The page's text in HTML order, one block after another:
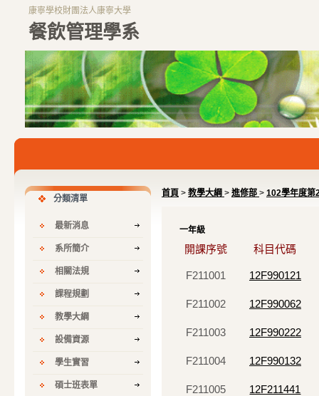
餐飲管理學系
康寧學校財團法人康寧大學
分類清單
最新消息
系所簡介
相關法規
課程規劃
教學大綱
設備資源
學生實習
碩士班表單
首頁 > 教學大綱 > 進修部 > 102學年度第
一年級
開課序號 科目代碼
F211001 12F990121
F211002 12F990062
F211003 12F990222
F211004 12F990132
F211005 12F211441